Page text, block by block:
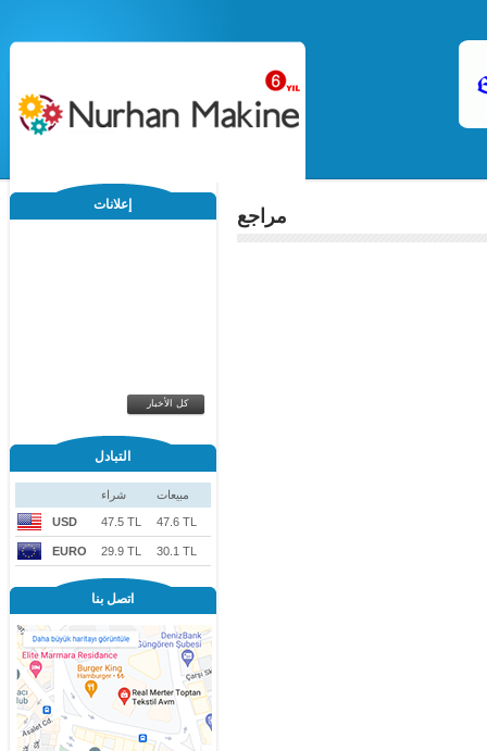
إعلانات
كل الأخبار
التبادل
شراء مبيعات
USD 47.5 TL 47.6 TL
EURO 29.9 TL 30.1 TL
اتصل بنا
مراجع